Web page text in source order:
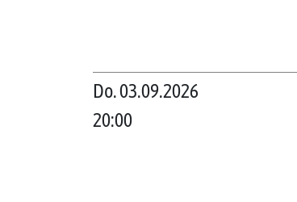
Do. 03.09.2026
20:00